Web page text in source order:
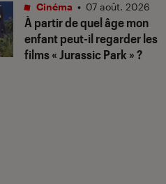
À partir de quel âge mon
enfant peut-il regarder les
films « Jurassic Park » ?
Cinéma • 07 août. 2026